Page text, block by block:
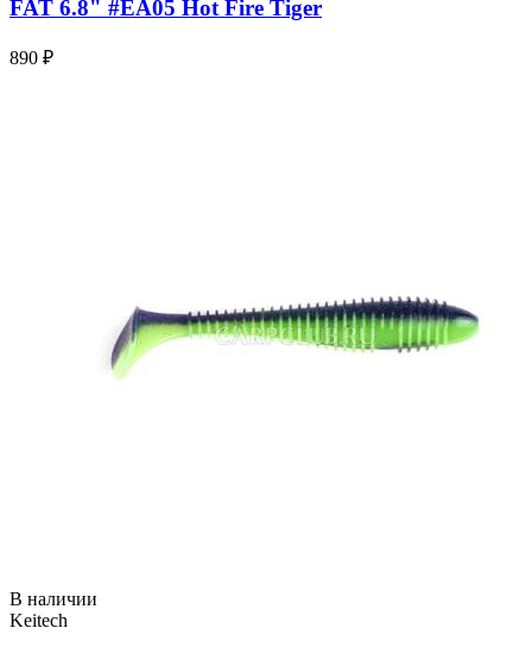
FAT 6.8" #EA05 Hot Fire Tiger
890 ₽
В наличии
Keitech